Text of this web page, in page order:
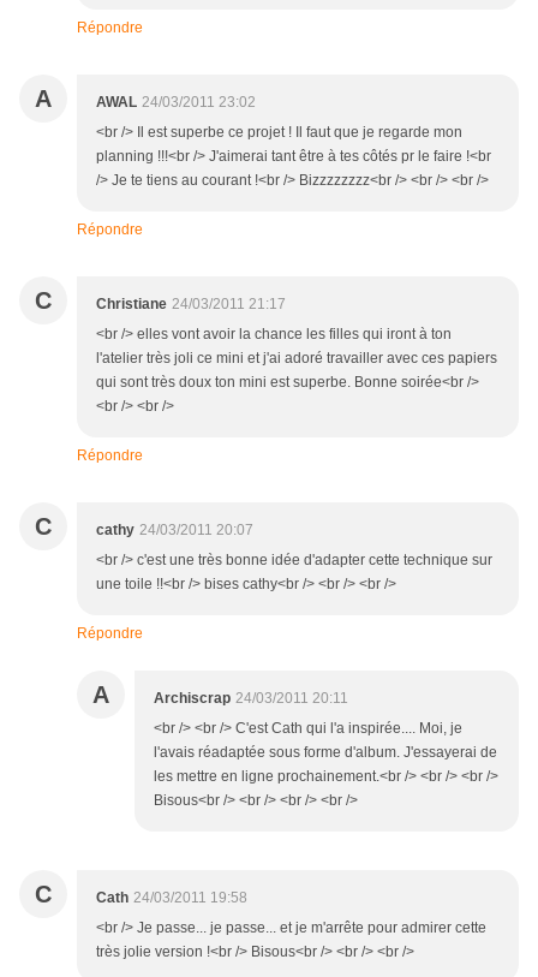
Répondre
A AWAL 24/03/2011 23:02
<br /> Il est superbe ce projet ! Il faut que je regarde mon
planning !!!<br /> J'aimerai tant être à tes côtés pr le faire !<br
/> Je te tiens au courant !<br /> Bizzzzzzzz<br /> <br /> <br />
Répondre
C Christiane 24/03/2011 21:17
<br /> elles vont avoir la chance les filles qui iront à ton
l'atelier très joli ce mini et j'ai adoré travailler avec ces papiers
qui sont très doux ton mini est superbe. Bonne soirée<br />
<br /> <br />
Répondre
C cathy 24/03/2011 20:07
<br /> c'est une très bonne idée d'adapter cette technique sur
une toile !!<br /> bises cathy<br /> <br /> <br />
Répondre
A Archiscrap 24/03/2011 20:11
<br /> <br /> C'est Cath qui l'a inspirée.... Moi, je
l'avais réadaptée sous forme d'album. J'essayerai de
les mettre en ligne prochainement.<br /> <br /> <br />
Bisous<br /> <br /> <br /> <br />
C Cath 24/03/2011 19:58
<br /> Je passe... je passe... et je m'arrête pour admirer cette
très jolie version !<br /> Bisous<br /> <br /> <br />